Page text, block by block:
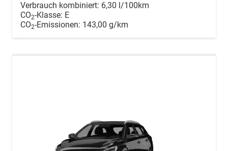
Verbrauch kombiniert: 6,30 l/100km
CO2-Klasse: E
CO2-Emissionen: 143,00 g/km